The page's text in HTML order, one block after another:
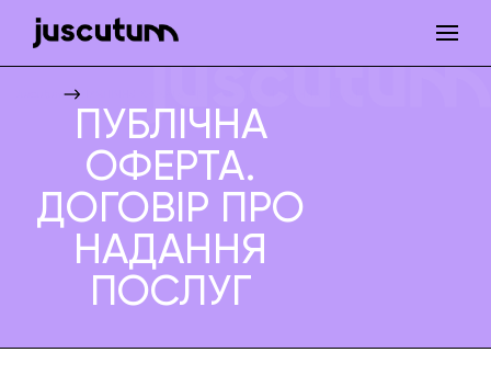
ПУБЛІЧНА
ОФЕРТА.
ДОГОВІР ПРО
НАДАННЯ
ПОСЛУГ